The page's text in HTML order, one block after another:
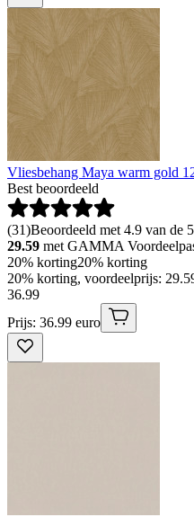
Vliesbehang Maya warm gold
Best beoordeeld
(31)Beoordeeld met 4.9 van de
29.59 met GAMMA
20% korting20% korting
20% korting, voordeelprijs:
36.99
Prijs: 36.99 euro